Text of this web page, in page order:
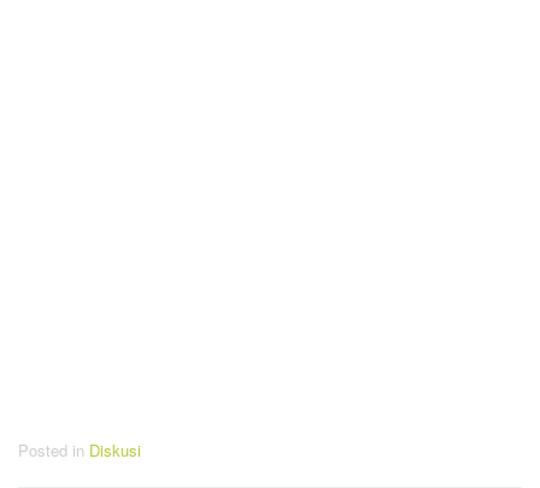
Posted in Diskusi